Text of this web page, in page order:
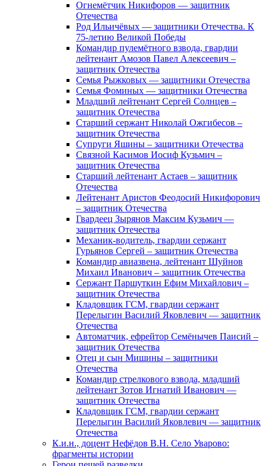
Огнемётчик Никифоров — защитник
Отечества
Род Ильичёвых — защитники Отечества. К
75-летию Великой Победы
Командир пулемётного взвода, гвардии
лейтенант Амозов Павел Алексеевич –
защитник Отечества
Семья Рыжковых — защитники Отечества
Семья Фоминых — защитники Отечества
Младший лейтенант Сергей Солнцев –
защитник Отечества
Старший сержант Николай Ожгибесов –
защитник Отечества
Супруги Яшины – защитники Отечества
Связной Касимов Иосиф Кузьмич –
защитник Отечества
Старший лейтенант Астаев – защитник
Отечества
Лейтенант Аристов Феодосий Никифорович
– защитник Отечества
Гвардеец Зырянов Максим Кузьмич —
защитник Отечества
Механик-водитель, гвардии сержант
Гурьянов Сергей – защитник Отечества
Командир авиазвена, лейтенант Шуйнов
Михаил Иванович – защитник Отечества
Сержант Паршуткин Ефим Михайлович –
защитник Отечества
Кладовщик ГСМ, гвардии сержант
Перелыгин Василий Яковлевич — защитник
Отечества
Автоматчик, ефрейтор Семёнычев Паисий –
защитник Отечества
Отец и сын Мишины – защитники
Отечества
Командир стрелкового взвода, младший
лейтенант Зотов Игнатий Иванович —
защитник Отечества
Кладовщик ГСМ, гвардии сержант
Перелыгин Василий Яковлевич — защитник
Отечества
К.и.н., доцент Нефёдов В.Н. Село Уварово:
фрагменты истории